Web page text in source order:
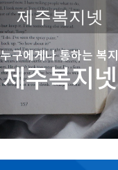
제주복지넷
누구에게나 통하는 복지
제주복지넷